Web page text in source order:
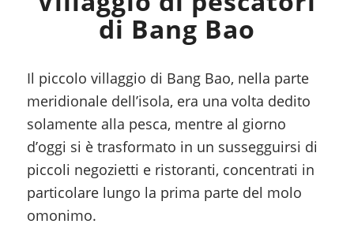
di Bang Bao
Il piccolo villaggio di Bang Bao, nella parte
meridionale dell’isola, era una volta dedito
solamente alla pesca, mentre al giorno
d’oggi si è trasformato in un sussegguirsi di
piccoli negozietti e ristoranti, concentrati in
particolare lungo la prima parte del molo
omonimo.